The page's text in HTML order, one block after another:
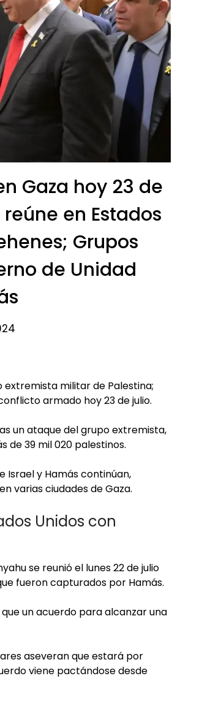
Gaza hoy 23 de
en Estados
Grupos
de Unidad
extremista militar de Palestina;
armado hoy 23 de julio.
un ataque del grupo extremista,
de 39 mil 020 palestinos.
Israel y Hamás continúan,
varias ciudades de Gaza.
Unidos con
se reunió el lunes 22 de julio
fueron capturados por Hamás.
un acuerdo para alcanzar una
aseveran que estará por
viene pactándose desde